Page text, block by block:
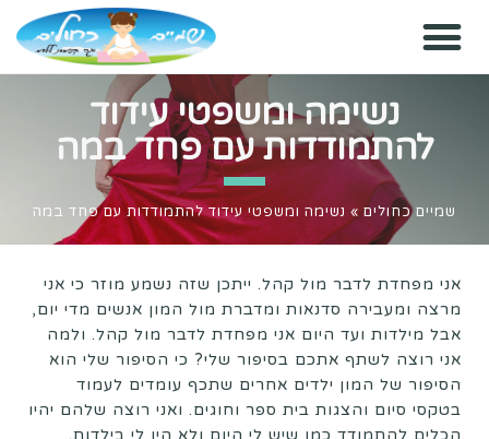
נשימה ומשפטי עידוד
להתמודדות עם פחד במה
שמיים כחולים » נשימה ומשפטי עידוד להתמודדות עם פחד במה
אני מפחדת לדבר מול קהל. ייתכן שזה נשמע מוזר כי אני
מרצה ומעבירה סדנאות ומדברת מול המון אנשים מדי יום,
אבל מילדות ועד היום אני מפחדת לדבר מול קהל. ולמה
אני רוצה לשתף אתכם בסיפור שלי? כי הסיפור שלי הוא
הסיפור של המון ילדים אחרים שתכף עומדים לעמוד
בטקסי סיום והצגות בית ספר וחוגים. ואני רוצה שלהם יהיו
הכלים להתמודד כמו שיש לי היום ולא היו לי בילדות.